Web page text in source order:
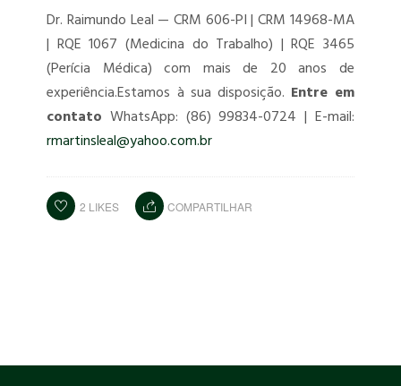
Dr. Raimundo Leal — CRM 606-PI | CRM 14968-MA
| RQE 1067 (Medicina do Trabalho) | RQE 3465
(Perícia Médica) com mais de 20 anos de
experiência.Estamos à sua disposição. Entre em
contato WhatsApp: (86) 99834-0724 | E-mail:
rmartinsleal@yahoo.com.br
2 LIKES COMPARTILHAR